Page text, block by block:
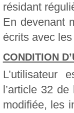
résidant
En devenant
écrits avec
CONDITION
L’utilisateur
l’article 32
modifiée, les